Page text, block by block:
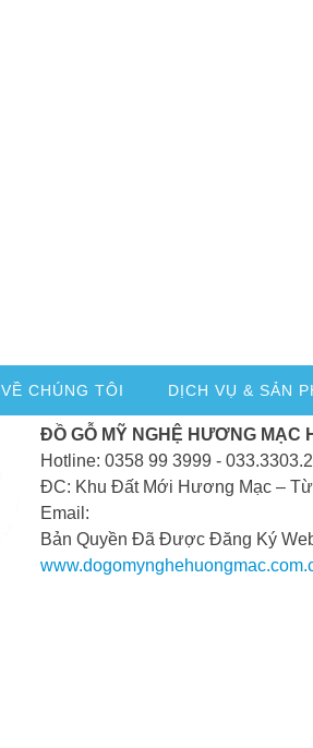
VỀ CHÚNG TÔI DỊCH VỤ & SẢN
ĐỒ GỖ MỸ NGHỆ HƯƠNG MẠC
Hotline: 0358 99 3999 -
ĐC: Khu Đất Mới Hương Mạc –
Email:
Bản Quyền Đã Được Đăng Ký